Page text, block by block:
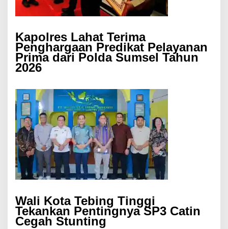
Kapolres Lahat Terima
Penghargaan Predikat Pelayanan
Prima dari Polda Sumsel Tahun
2026
Wali Kota Tebing Tinggi
Tekankan Pentingnya SP3 Catin
Cegah Stunting